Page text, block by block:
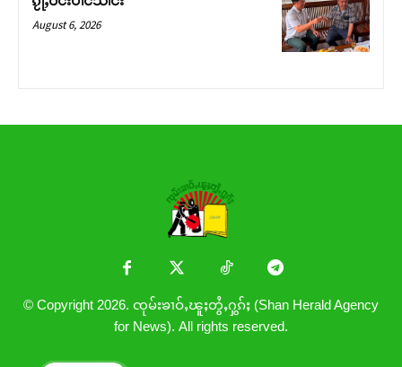
August 6, 2026
© Copyright 2026. ၸုမ်းၶၢဝ်ႇၽူႈတွႆႇႁွၵ်ႈ (Shan Herald Agency
for News). All rights reserved.